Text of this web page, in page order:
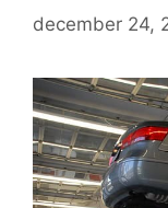
december 24,